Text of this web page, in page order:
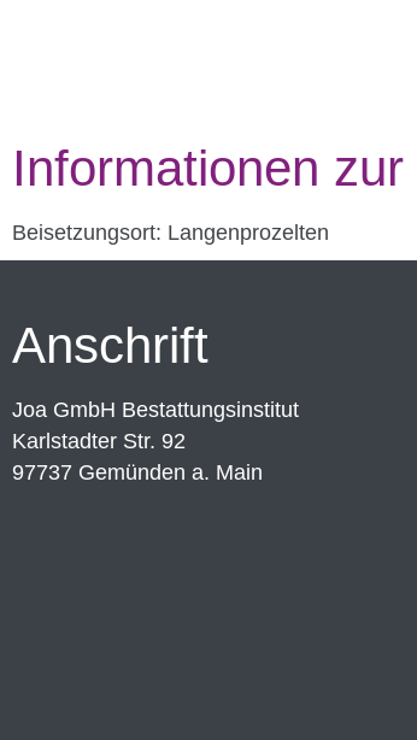
Informationen
Beisetzungsort: Langenprozelten
Anschrift
Joa GmbH Bestattungsinstitut
Karlstadter Str. 92
97737 Gemünden a. Main